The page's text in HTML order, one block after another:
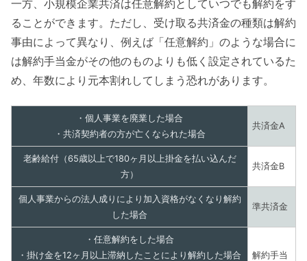
一方、小規模企業共済は任意解約としていつでも解約をす
ることができます。ただし、受け取る共済金の種類は解約
事由によって異なり、例えば「任意解約」のような場合に
は解約手当金がその他のものよりも低く設定されているた
め、年数により元本割れしてしまう恐れがあります。
・個人事業を廃業した場合
・共済契約者の方が亡くなられた場合
共済金A
老齢給付（65歳以上で180ヶ月以上掛金を払い込んだ
方）
共済金B
個人事業からの法人成りにより加入資格がなくなり解約
した場合
準共済金
・任意解約をした場合
・掛け金を12ヶ月以上滞納したことにより解約した場合
解約手当